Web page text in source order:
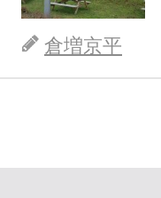
倉増京平